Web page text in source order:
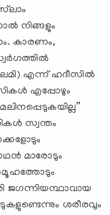
നിങ്ങളും
കാരണം,
എന്ന് ഹദീസില്‍
എപ്പോഴും
സ്വന്തം
മാരോടും
ജഗന്നിയന്ഥാവായ
ശരീരവും